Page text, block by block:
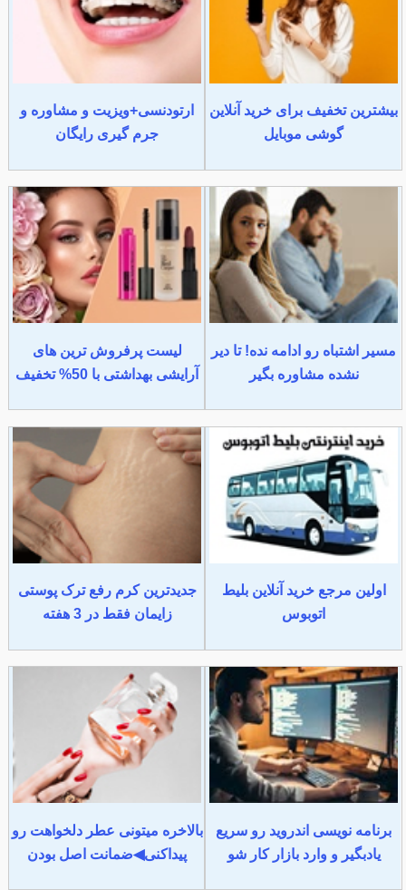
بیشترین تخفیف برای خرید آنلاین
گوشی موبایل
ارتودنسی+ویزیت و مشاوره و
جرم گیری رایگان
مسیر اشتباه رو ادامه نده! تا دیر
نشده مشاوره بگیر
لیست پرفروش ترین های
آرایشی بهداشتی با 50% تخفیف
اولین مرجع خرید آنلاین بلیط
اتوبوس
جدیدترین کرم رفع ترک پوستی
زایمان فقط در 3 هفته
برنامه نویسی اندروید رو سریع
یادبگیر و وارد بازار کار شو
بالاخره میتونی عطر دلخواهت رو
پیداکنی◀ضمانت اصل بودن